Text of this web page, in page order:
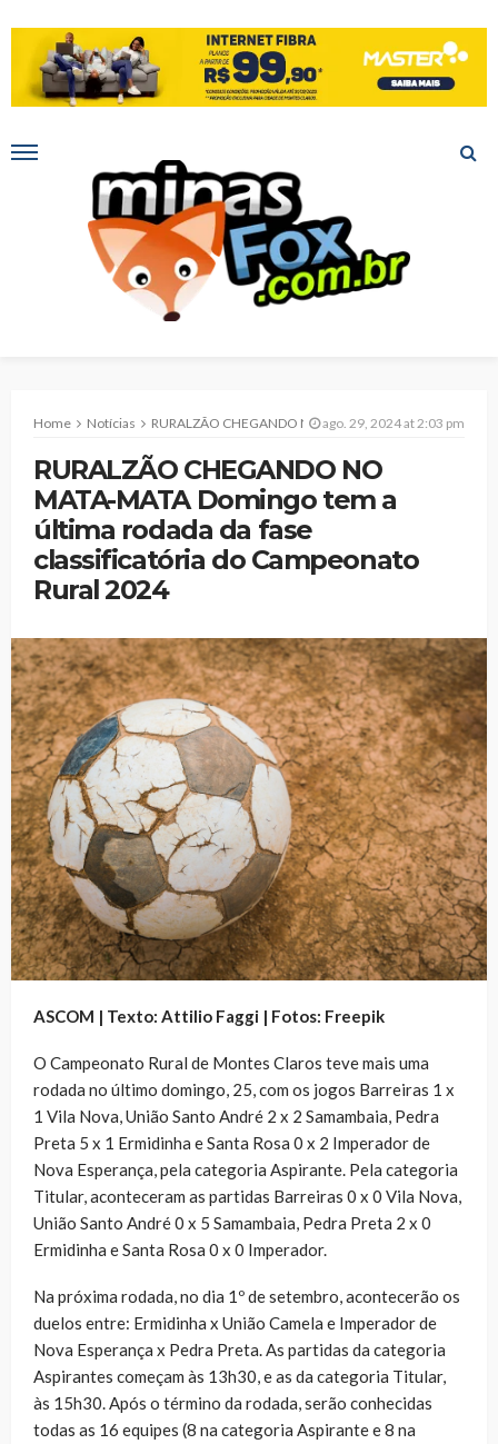
Home Notícias RURALZÃO CHEGANDO NO MATA-MATA Domingo tem a última rodada da fase classificatória do Campeonato Rural 2024
ago. 29, 2024 at 2:03 pm
RURALZÃO CHEGANDO NO
MATA-MATA Domingo tem a
última rodada da fase
classificatória do Campeonato
Rural 2024
ASCOM | Texto: Attilio Faggi | Fotos: Freepik
O Campeonato Rural de Montes Claros teve mais uma
rodada no último domingo, 25, com os jogos Barreiras 1 x
1 Vila Nova, União Santo André 2 x 2 Samambaia, Pedra
Preta 5 x 1 Ermidinha e Santa Rosa 0 x 2 Imperador de
Nova Esperança, pela categoria Aspirante. Pela categoria
Titular, aconteceram as partidas Barreiras 0 x 0 Vila Nova,
União Santo André 0 x 5 Samambaia, Pedra Preta 2 x 0
Ermidinha e Santa Rosa 0 x 0 Imperador.
Na próxima rodada, no dia 1º de setembro, acontecerão os
duelos entre: Ermidinha x União Camela e Imperador de
Nova Esperança x Pedra Preta. As partidas da categoria
Aspirantes começam às 13h30, e as da categoria Titular,
às 15h30. Após o término da rodada, serão conhecidas
todas as 16 equipes (8 na categoria Aspirante e 8 na